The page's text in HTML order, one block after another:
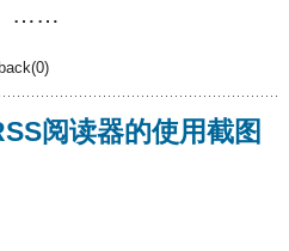
……
阅读器的使用截图